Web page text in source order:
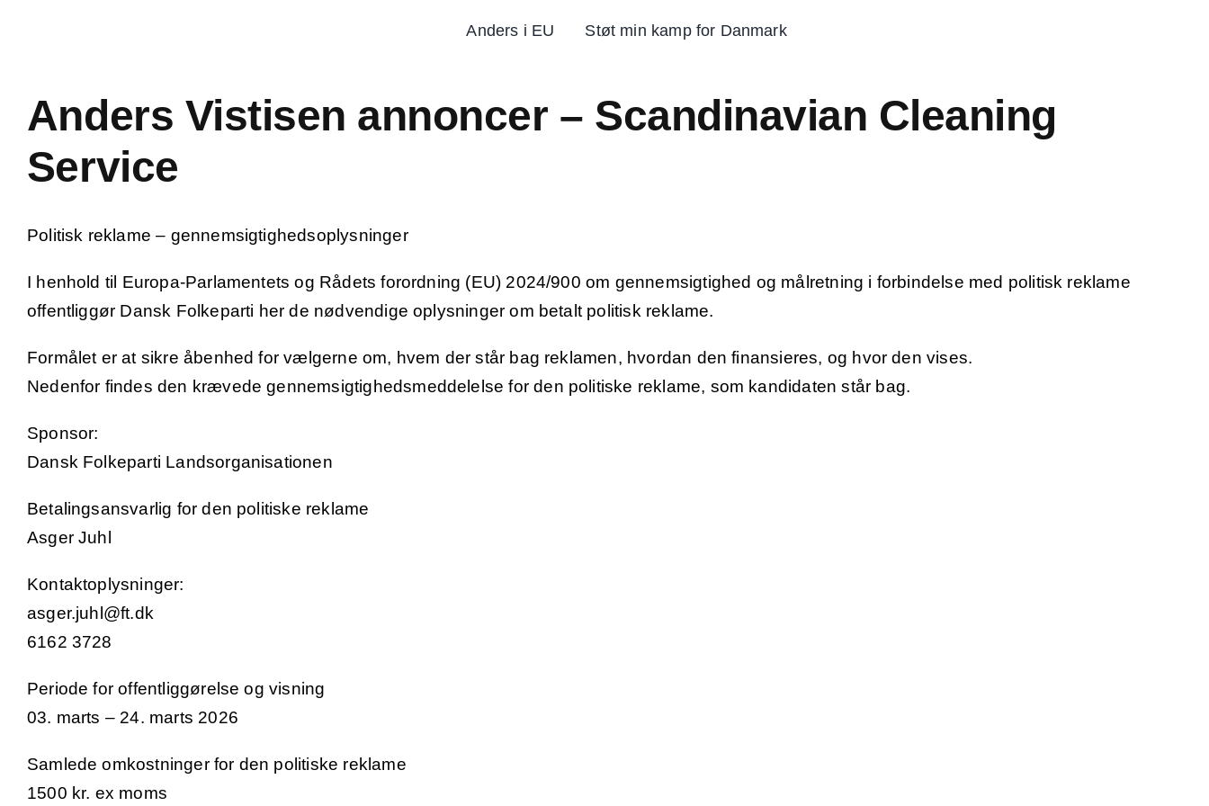
Anders i EU Støt min kamp for Danmark
Anders Vistisen annoncer – Scandinavian Cleaning
Service
Politisk reklame – gennemsigtighedsoplysninger
I henhold til Europa-Parlamentets og Rådets forordning (EU) 2024/900 om gennemsigtighed og målretning i forbindelse med politisk reklame
offentliggør Dansk Folkeparti her de nødvendige oplysninger om betalt politisk reklame.
Formålet er at sikre åbenhed for vælgerne om, hvem der står bag reklamen, hvordan den finansieres, og hvor den vises.
Nedenfor findes den krævede gennemsigtighedsmeddelelse for den politiske reklame, som kandidaten står bag.
Sponsor:
Dansk Folkeparti Landsorganisationen
Betalingsansvarlig for den politiske reklame
Asger Juhl
Kontaktoplysninger:
asger.juhl@ft.dk
6162 3728
Periode for offentliggørelse og visning
03. marts – 24. marts 2026
Samlede omkostninger for den politiske reklame
1500 kr. ex moms